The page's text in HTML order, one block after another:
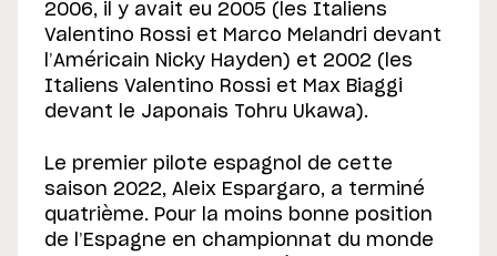
2006, il y avait eu 2005 (les Italiens
Valentino Rossi et Marco Melandri devant
l’Américain Nicky Hayden) et 2002 (les
Italiens Valentino Rossi et Max Biaggi
devant le Japonais Tohru Ukawa).
Le premier pilote espagnol de cette
saison 2022, Aleix Espargaro, a terminé
quatrième. Pour la moins bonne position
de l’Espagne en championnat du monde